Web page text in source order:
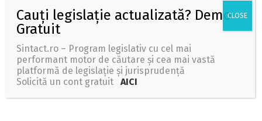
Sintact.ro – Program legislativ cu cel mai
performant motor de căutare și cea mai vastă
platformă de legislație și jurisprudență
Solicită un cont gratuit
AICI